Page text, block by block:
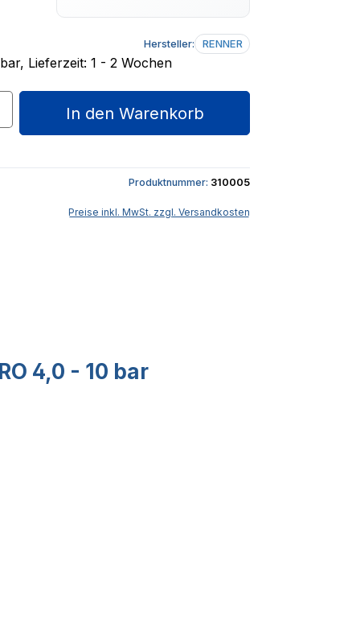
Hersteller: RENNER
Lieferzeit: 1 - 2 Wochen
Gib den gewünschten Wert
In den Warenkorb
Produktnummer: 310005
Preise inkl. MwSt. zzgl. Versandkosten
4,0 - 10 bar